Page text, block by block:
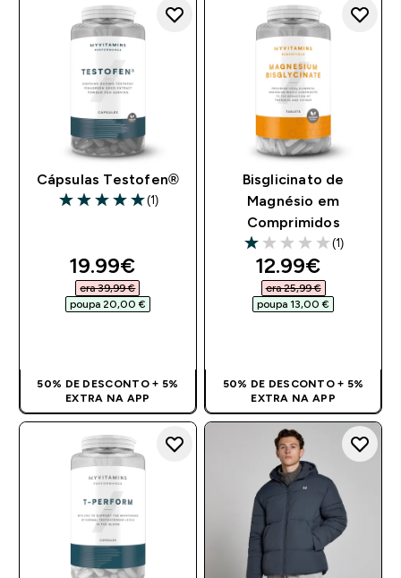
Cápsulas Testofen®
5 out of 5 stars
(1)
discounted price
19.99€‎
era 39,99 €‎
poupa 20,00 €‎
50% DE DESCONTO + 5%
EXTRA NA APP
Bisglicinato de
Magnésio em
Comprimidos
1 out of 5 stars
(1)
discounted
12.99€‎
era 25,99 €‎
poupa 13,00 €‎
50% DE DESCONTO + 5%
EXTRA NA APP